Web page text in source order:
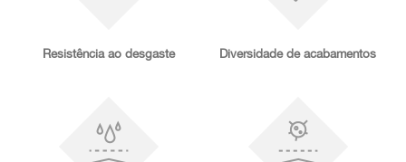
Resistência ao desgaste Diversidade de acabamentos